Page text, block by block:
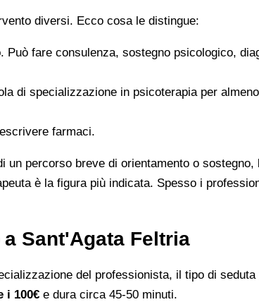
diversi. Ecco cosa le distingue:
fare consulenza, sostegno psicologico,
di specializzazione in psicoterapia per
farmaci.
percorso breve di orientamento o
è la figura più indicata. Spesso i
Sant'Agata Feltria
del professionista, il tipo di
i 100€ e dura circa 45-50 minuti.